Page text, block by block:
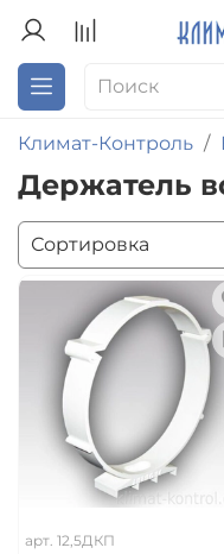
Климат-Контроль
Держатель
арт. 12,5ДКП